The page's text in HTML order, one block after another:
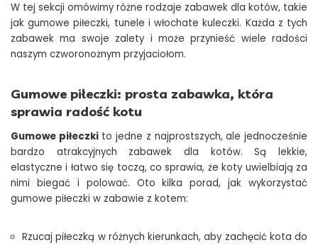
W tej sekcji omówimy różne rodzaje zabawek dla kotów, takie
jak gumowe piłeczki, tunele i włochate kuleczki. Każda z tych
zabawek ma swoje zalety i może przynieść wiele radości
naszym czworonożnym przyjaciołom.
Gumowe piłeczki: prosta zabawka, która
sprawia radość kotu
Gumowe piłeczkito jedne z najprostszych, ale jednocześnie
bardzo atrakcyjnych zabawek dla kotów. Są lekkie,
elastyczne i łatwo się toczą, co sprawia, że koty uwielbiają za
nimi biegać i polować. Oto kilka porad, jak wykorzystać
gumowe piłeczki w zabawie z kotem:
Rzucaj piłeczką w różnych kierunkach, aby zachęcić kota do